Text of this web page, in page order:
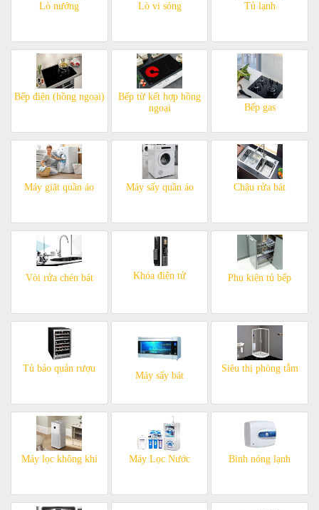
Lò nướng Lò vi sóng Tủ lạnh
Bếp điện (hồng ngoại)
Bếp từ kết hợp hồng
ngoại
Bếp gas
Máy giặt quần áo Máy sấy quần áo Chậu rửa bát
Vòi rửa chén bát Khóa điện tử Phụ kiện tủ bếp
Tủ bảo quản rượu
Máy sấy bát
Siêu thị phòng tắm
Máy lọc không khí Máy Lọc Nước Bình nóng lạnh